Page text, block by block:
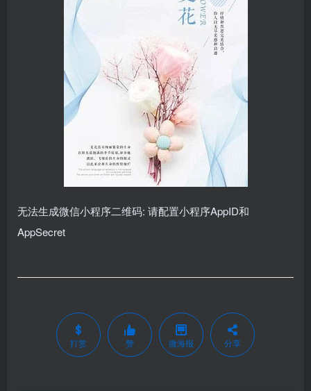
无法生成微信小程序二维码: 请配置小程序AppID和
AppSecret
打赏 赞 微海报 分享